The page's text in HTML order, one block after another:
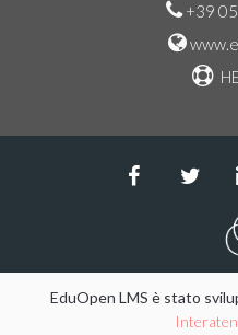
+39
EduOpen LMS è stato